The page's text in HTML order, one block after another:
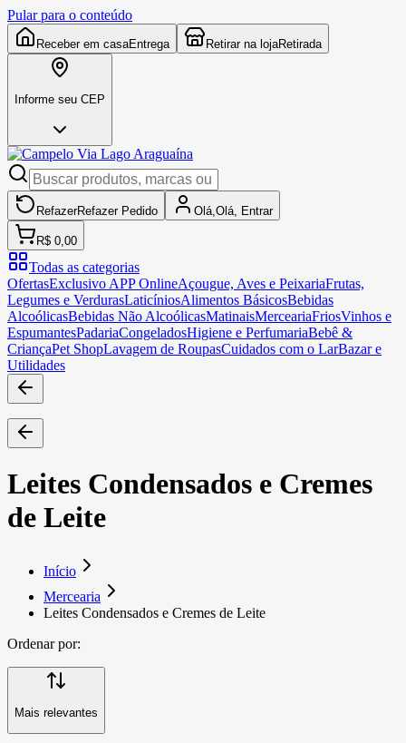
Pular para o conteúdo
Receber em casaEntrega Retirar na lojaRetirada
Informe seu CEP
RefazerRefazer Pedido Olá, Olá, Entrar
R$ 0,00
Todas as categorias
OfertasExclusivo APP OnlineAçougue, Aves e PeixariaFrutas,
Legumes e VerdurasLaticíniosAlimentos BásicosBebidas
AlcoólicasBebidas Não AlcoólicasMatinaisMerceariaFriosVinhos e
EspumantesPadariaCongeladosHigiene e PerfumariaBebê &
CriançaPet ShopLavagem de RoupasCuidados com o LarBazar e
Utilidades
Leites Condensados e Cremes
de Leite
Início
Mercearia
Leites Condensados e Cremes de Leite
Ordenar por:
Mais relevantes